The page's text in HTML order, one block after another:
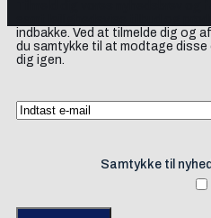
indbakke. Ved at tilmelde dig og
du samtykke til at modtage disse
dig igen.
Samtykke til